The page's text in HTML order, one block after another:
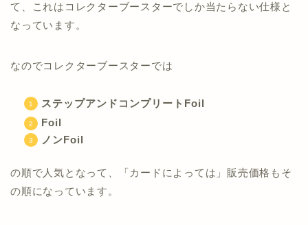
て、これはコレクターブースターでしか当たらない仕様と
なっています。
なのでコレクターブースターでは
ステップアンドコンプリートFoil
Foil
ノンFoil
の順で人気となって、「カードによっては」販売価格もそ
の順になっています。